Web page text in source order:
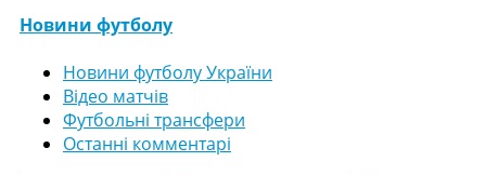
Новини футболу
Новини футболу України
Відео матчів
Футбольні трансфери
Останні комментарі